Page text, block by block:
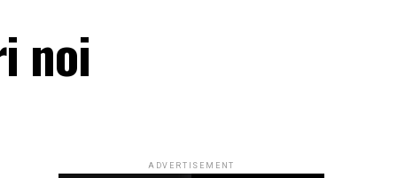
noi
ADVERTISEMENT